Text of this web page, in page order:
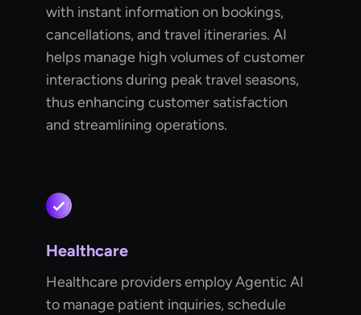
with instant information on bookings,
cancellations, and travel itineraries. AI
helps manage high volumes of customer
interactions during peak travel seasons,
thus enhancing customer satisfaction
and streamlining operations.
Healthcare
Healthcare providers employ Agentic AI
to manage patient inquiries, schedule